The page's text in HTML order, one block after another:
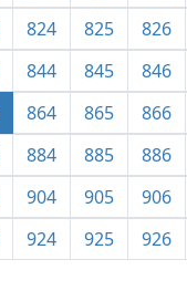
824 825 826
844 845 846
864 865 866
884 885 886
904 905 906
924 925 926